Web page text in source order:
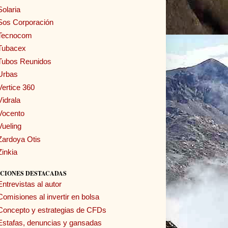
Corporación
Reunidos
360
Otis
DESTACADAS
al autor
al invertir en bolsa
y estrategias de CFDs
denuncias y gansadas